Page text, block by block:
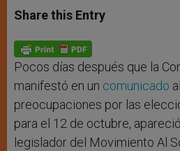
t
s
p
p
s
e
g
e
r
e
b
o
k
Share this Entry
Pocos días después que la
manifestó en un comunicado
preocupaciones por las
para el 12 de octubre,
legislador del Movimiento Al